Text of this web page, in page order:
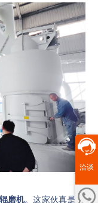
磨机 。这家伙真是个
洽谈